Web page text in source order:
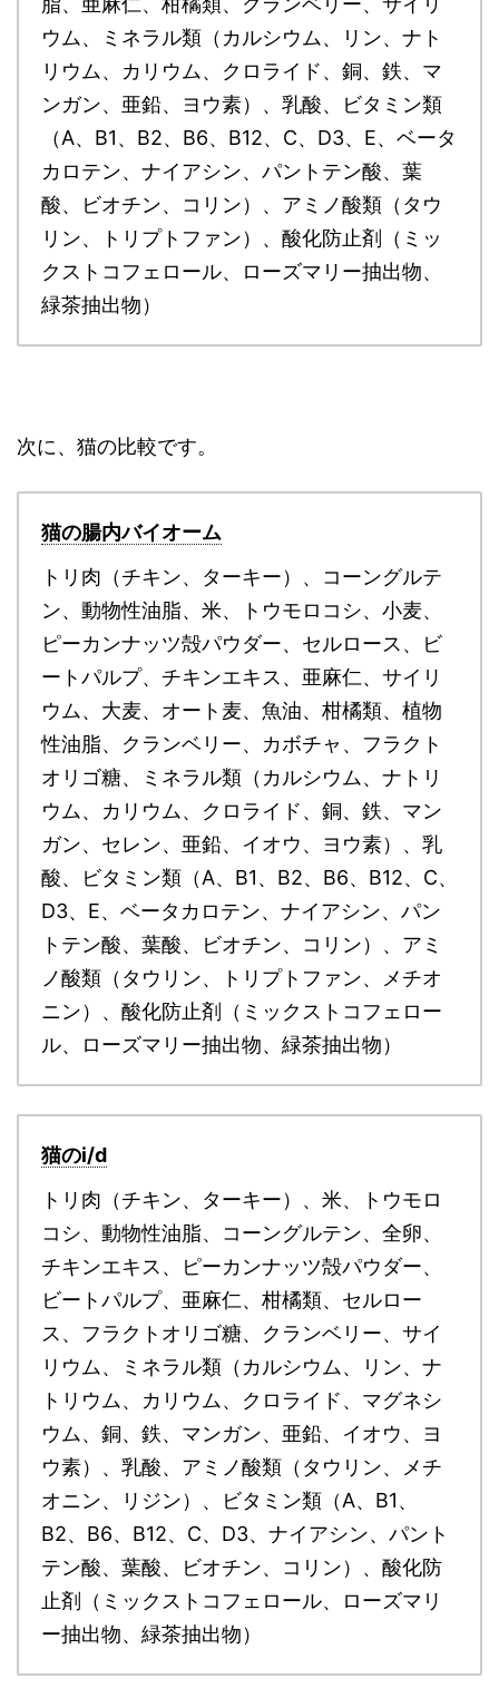
ウム、ミネラル類（カルシウム、リン、ナト
リウム、カリウム、クロライド、銅、鉄、マ
ンガン、亜鉛、ヨウ素）、乳酸、ビタミン類
（A、B1、B2、B6、B12、C、D3、E、ベータ
カロテン、ナイアシン、パントテン酸、葉
酸、ビオチン、コリン）、アミノ酸類（タウ
リン、トリプトファン）、酸化防止剤（ミッ
クストコフェロール、ローズマリー抽出物、
緑茶抽出物）
次に、猫の比較です。
猫の腸内バイオーム
トリ肉（チキン、ターキー）、コーングルテ
ン、動物性油脂、米、トウモロコシ、小麦、
ピーカンナッツ殻パウダー、セルロース、ビ
ートパルプ、チキンエキス、亜麻仁、サイリ
ウム、大麦、オート麦、魚油、柑橘類、植物
性油脂、クランベリー、カボチャ、フラクト
オリゴ糖、ミネラル類（カルシウム、ナトリ
ウム、カリウム、クロライド、銅、鉄、マン
ガン、セレン、亜鉛、イオウ、ヨウ素）、乳
酸、ビタミン類（A、B1、B2、B6、B12、C、
D3、E、ベータカロテン、ナイアシン、パン
トテン酸、葉酸、ビオチン、コリン）、アミ
ノ酸類（タウリン、トリプトファン、メチオ
ニン）、酸化防止剤（ミックストコフェロー
ル、ローズマリー抽出物、緑茶抽出物）
猫のi/d
トリ肉（チキン、ターキー）、米、トウモロ
コシ、動物性油脂、コーングルテン、全卵、
チキンエキス、ピーカンナッツ殻パウダー、
ビートパルプ、亜麻仁、柑橘類、セルロー
ス、フラクトオリゴ糖、クランベリー、サイ
リウム、ミネラル類（カルシウム、リン、ナ
トリウム、カリウム、クロライド、マグネシ
ウム、銅、鉄、マンガン、亜鉛、イオウ、ヨ
ウ素）、乳酸、アミノ酸類（タウリン、メチ
オニン、リジン）、ビタミン類（A、B1、
B2、B6、B12、C、D3、ナイアシン、パント
テン酸、葉酸、ビオチン、コリン）、酸化防
止剤（ミックストコフェロール、ローズマリ
ー抽出物、緑茶抽出物）